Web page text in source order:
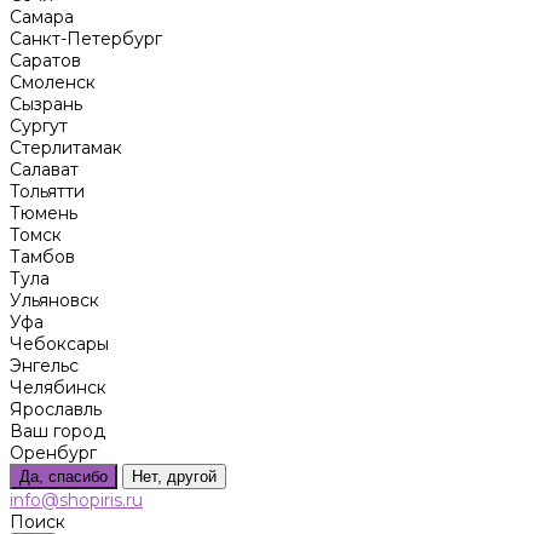
Самара
Санкт-Петербург
Саратов
Смоленск
Сызрань
Сургут
Стерлитамак
Салават
Тольятти
Тюмень
Томск
Тамбов
Тула
Ульяновск
Уфа
Чебоксары
Энгельс
Челябинск
Ярославль
Ваш город
Оренбург
Да, спасибо Нет, другой
info@shopiris.ru
Поиск